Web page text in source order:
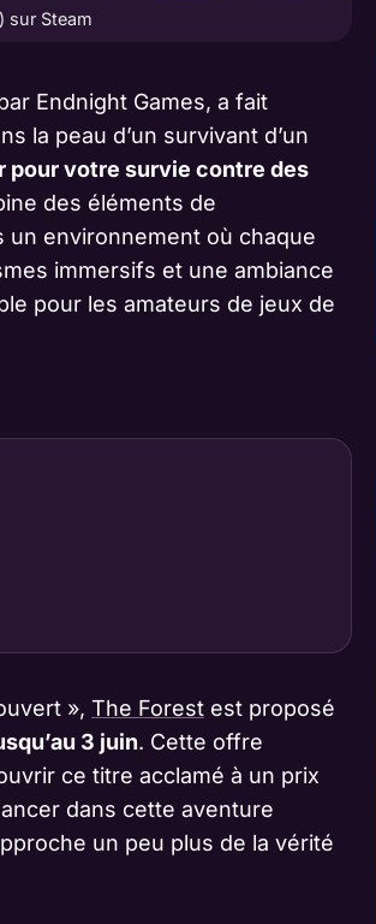
sur Steam
Endnight Games, a fait
la peau d’un survivant d’un
pour votre survie contre des
des éléments de
environnement où chaque
immersifs et une ambiance
pour les amateurs de jeux de
», The Forest est proposé
3 juin. Cette offre
ce titre acclamé à un prix
dans cette aventure
un peu plus de la vérité